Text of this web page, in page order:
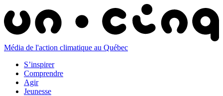
Média de l'action climatique au Québec
S’inspirer
Comprendre
Agir
Jeunesse